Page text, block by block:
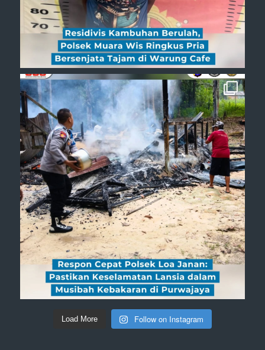
Load More Follow on Instagram